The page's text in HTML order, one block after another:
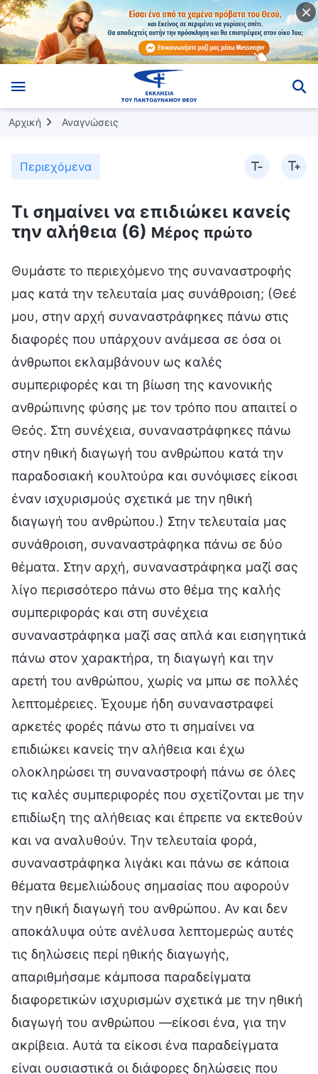
Αρχική Αναγνώσεις
Περιεχόμενα
Τι σημαίνει να επιδιώκει κανείς
την αλήθεια (6) Μέρος πρώτο
Θυμάστε το περιεχόμενο της συναναστροφής μας κατά την τελευταία μας συνάθροιση; (Θεέ μου, στην αρχή συναναστράφηκες πάνω στις διαφορές που υπάρχουν ανάμεσα σε όσα οι άνθρωποι εκλαμβάνουν ως καλές συμπεριφορές και τη βίωση της κανονικής ανθρώπινης φύσης με τον τρόπο που απαιτεί ο Θεός. Στη συνέχεια, συναναστράφηκες πάνω στην ηθική διαγωγή του ανθρώπου κατά την παραδοσιακή κουλτούρα και συνόψισες είκοσι έναν ισχυρισμούς σχετικά με την ηθική διαγωγή του ανθρώπου.) Στην τελευταία μας συνάθροιση, συναναστράφηκα πάνω σε δύο θέματα. Στην αρχή, συναναστράφηκα μαζί σας λίγο περισσότερο πάνω στο θέμα της καλής συμπεριφοράς και στη συνέχεια συναναστράφηκα μαζί σας απλά και εισηγητικά πάνω στον χαρακτήρα, τη διαγωγή και την αρετή του ανθρώπου, χωρίς να μπω σε πολλές λεπτομέρειες. Έχουμε ήδη συναναστραφεί αρκετές φορές πάνω στο τι σημαίνει να επιδιώκει κανείς την αλήθεια και έχω ολοκληρώσει τη συναναστροφή πάνω σε όλες τις καλές συμπεριφορές που σχετίζονται με την επιδίωξη της αλήθειας και έπρεπε να εκτεθούν και να αναλυθούν. Την τελευταία φορά, συναναστράφηκα λιγάκι και πάνω σε κάποια θέματα θεμελιώδους σημασίας που αφορούν την ηθική διαγωγή του ανθρώπου. Αν και δεν αποκάλυψα ούτε ανέλυσα λεπτομερώς αυτές τις δηλώσεις περί ηθικής διαγωγής, απαριθμήσαμε κάμποσα παραδείγματα διαφορετικών ισχυρισμών σχετικά με την ηθική διαγωγή του ανθρώπου —είκοσι ένα, για την ακρίβεια. Αυτά τα είκοσι ένα παραδείγματα είναι ουσιαστικά οι διάφορες δηλώσεις που ενσταλάζει στους ανθρώπους η παραδοσιακή κινεζική κουλτούρα και διέπονται από τις ιδέες της αγαθοσύνης, της δικαιοσύνης, της ευπρέπειας, της σοφίας και της αξιοπιστίας. Για παράδειγμα, αναφέραμε διάφορα ρητά σχετικά με την ηθική διαγωγή του ανθρώπου που αφορούν την αφοσίωση, τη δικαιοσύνη, την ευπρέπεια και την εμπιστοσύνη, καθώς και τον τρόπο με τον οποίο οφείλουν να ενεργούν οι άντρες, οι γυναίκες, οι αξιωματούχοι και τα παιδιά και ούτω καθεξής. Ανεξάρτητα από το αν αυτά τα είκοσι ένα ρητά καλύπτουν και περιλαμβάνουν τα πάντα, μπορούν, σε κάθε περίπτωση, να αντιπροσωπεύσουν βασικά την ουσία των διάφορων απαιτήσεων που θέτει η παραδοσιακή κινεζική κουλτούρα σχετικά με την ηθική διαγωγή του ανθρώπου, τόσο από ιδεολογική όσο και από ουσιαστική άποψη. Αφού απαριθμήσαμε αυτά τα παραδείγματα, τα συλλογιστήκατε; Συναναστραφήκατε πάνω σε αυτά; (Συναναστραφήκαμε λιγάκι πάνω σε αυτά στις συναθροίσεις μας και διαπιστώσαμε πως είναι εύκολο να μπερδέψει κανείς κάποιες από αυτές τις δηλώσεις με την αλήθεια. Μεταξύ άλλων, για παράδειγμα: «Με την εκτέλεση απλώς πέφτουν κεφάλια· να είσαι επιεικής όποτε μπορείς», «Θα έτρωγα σφαίρα για έναν φίλο», καθώς και «Να κάνεις το καλύτερο που μπορείς για να χειρίζεσαι με αφοσίωση ό,τι σου έχουν εμπιστευτεί οι άλλοι».) Άλλα ρητά περιλαμβάνουν: «Μια σταγόνα καλοσύνης θα πρέπει να ανταποδίδεται με έναν χείμαρρο καλοσύνης», «Ο λόγος ενός κυρίου είναι σπαθί», «Αν χτυπάς τους άλλους, μην τους χτυπάς στο πρόσωπο· αν εκθέτεις τους άλλους, μην εκθέτεις τα ελαττώματά τους», «Να είσαι αυστηρός με τον εαυτό σου και ανεκτικός με τους άλλους», «Όταν πίνει κανείς νερό από ένα πηγάδι, δεν θα πρέπει ποτέ να ξεχνάει ποιος το έσκαψε» και ούτω καθεξής. Αν τα εξετάσετε προσεκτικά, θα δείτε πως οι περισσότεροι άνθρωποι βασίζουν ουσιαστικά τη συμπεριφορά τους και τις αξιολογήσεις τους για την ηθική διαγωγή του εαυτού τους και των άλλων σε αυτές τις δηλώσεις περί ηθικής διαγωγής. Αυτά τα πράγματα υπάρχουν σε κάποιο βαθμό μέσα στην καρδιά κάθε ανθρώπου. Ένας κύριος λόγος γι’ αυτό είναι το κοινωνικό περιβάλλον στο οποίο ζουν οι άνθρωποι και η εκπαίδευση που λαμβάνουν από την κυβέρνησή τους· ένας άλλος είναι η ανατροφή που λαμβάνουν από την οικογένειά τους και οι παραδόσεις που τους κληροδοτούνται από τους προγόνους τους. Κάποιες οικογένειες διδάσκουν στα παιδιά τους να μη βάζουν ποτέ στην τσέπη τα χρήματα που βρίσκουν, ενώ άλλες τα διδάσκουν πως πρέπει να είναι πατριώτες και πως «Κάθε άνθρωπος είναι συνυπεύθυνος για τη μοίρα της χώρας του», επειδή κάθε οικογένεια στηρίζεται στη χώρα της. Κάποιες οικογένειες διδάσκουν στα παιδιά τους πως «Ο άνθρωπος δεν πρέπει ποτέ να διαφθείρεται από τον πλούτο, να αλλάζει από τη φτώχεια ή να λυγίζει δια της βίας» και πως δεν πρέπει ποτέ να ξεχνούν τις ρίζες τους. Κάποιοι γονείς χρησιμοποιούν σαφείς δηλώσεις για να διδάξουν τα παιδιά τους περί ηθικής διαγωγής, ενώ άλλες δεν μπορούν να εκφράσουν καθαρά τις ιδέες τους για την ηθική διαγωγή, αλλά λειτουργούν ως πρότυπα για τα παιδιά τους και τα διδάσκουν με το παράδειγμά τους, επηρεάζοντας και εκπαιδεύοντας την επόμενη γενιά μέσα από τα λόγια και τις πράξεις τους. Αυτά τα λόγια και οι πράξεις μπορεί να περιλαμβάνουν τα εξής: «Μια σταγόνα καλοσύνης θα πρέπει να ανταποδίδεται με έναν χείμαρρο καλοσύνης», «Να αντλείς ευχαρίστηση από το να βοηθάς τους άλλους», «Η καλοσύνη που λαμβάνεις θα πρέπει να ανταποδίδεται με ευγνωμοσύνη», καθώς και πιο βαρύγδουπες δηλώσεις όπως: «Βγαίνοντας από τη λάσπη ακηλίδωτος, κολυμπώντας σε καθαρούς κυματισμούς χωρίς να φαίνεσαι επιδεικτικός» και ούτω καθεξής. Τα θέματα και η ουσία των πραγμάτων που διδάσκουν οι γονείς στα παιδιά τους εμπίπτουν γενικά όλα τους στο πεδίο της ηθικής διαγωγής που απαιτεί η παραδοσιακή κινεζική κουλτούρα. Το πρώτο πράγμα που λένε οι δάσκαλοι στους μαθητές όταν φτάνουν στο σχολείο είναι πως θα πρέπει να είναι ευγενικοί με τους άλλους και να αντλούν ευχαρίστηση από το να τους βοηθούν, πως δεν θα πρέπει να βάζουν στην τσέπη τα χρήματα που βρίσκουν και πως θα πρέπει να τιμούν τους δασκάλους τους και να σέβονται όσα τους διδάσκουν. Όταν οι μαθητές μαθαίνουν για την αρχαία κινεζική πεζογραφία ή για τις βιογραφίες ηρώων της αρχαιότητας, διδάσκονται τα εξής: «Θα έτρωγα σφαίρα για έναν φίλο», «Ένας πιστός υπήκοος δεν μπορεί να υπηρετεί δύο βασιλείς, μια καλή γυναίκα δεν μπορεί να παντρευτεί δύο συζύγους», «Να αποδέχεσαι κάθε εργασία και να πασχίζεις να κάνεις το καλύτερο που μπορείς μέχρι τη μέρα που θα πεθάνεις», «Κάθε άνθρωπος είναι συνυπεύθυνος για τη μοίρα της χώρας του», «Κανείς δεν πρέπει να παίρνει χαμένα αντικείμενα που βρίσκει στον δρόμο» και ούτω καθεξής. Όλα αυτά τα πράγματα προέρχονται από την παραδοσιακή κουλτούρα. Και τα έθνη επίσης υποστηρίζουν και αναπαράγουν αυτές τις ιδέες. Στην πραγματικότητα, η εθνική εκπαίδευση προωθεί λίγο πολύ τα ίδια πράγματα που προωθεί και η οικογενειακή εκπαίδευση· όλα περιστρέφονται γύρω από αυτές τις ιδέες της παραδοσιακής κουλτούρας. Οι ιδέες που πηγάζουν από την παραδοσιακή κουλτούρα επί της ουσίας διαποτίζουν όλες τις απαιτήσεις που σχετίζονται με τον χαρακτήρα, την αρετή και τη συμπεριφορά του ανθρώπου και ούτω καθεξής. Από μια άποψη, απαιτούν οι άνθρωποι εξωτερικά να τηρούν την εθιμοτυπία και να έχουν καλούς τρόπους, να ενεργούν και να φέρονται με τρόπο που εγκρίνουν οι άλλοι και να επιδεικνύουν καλές συμπεριφορές και πράξεις για τα μάτια των άλλων, κρύβοντας παράλληλα τις σκοτεινές πτυχές που υπάρχουν στα βάθη της καρδιάς τους. Από μια άλλη άποψη, εξυψώνουν στο επίπεδο της ηθικής διαγωγής στάσεις, συμπεριφορές και πράξεις που σχετίζονται με το πώς συμπεριφέρεται κανείς, πώς προσεγγίζει τους άλλους, πώς χειρίζεται τα ζητήματα, πώς φέρεται στους φίλους και την οικογένειά του και πώς προσεγγίζει κάθε λογής ανθρώπους και πράγματα, κερδίζοντας έτσι τον έπαινο και τον σεβασμό των άλλων. Οι απαιτήσεις που θέτει στους ανθρώπους η παραδοσιακή κουλτούρα περιστρέφονται επί της ουσίας γύρω από αυτά τα πράγματα. Είτε πρόκειται για τις ιδέες που υποστηρίζουν οι άνθρωποι σε ευρύτερη κοινωνική κλίμακα είτε, σε μικρότερη κλίμακα, για τις σκέψεις σχετικά με την ηθική διαγωγή που προωθούν και στηρίζουν οι άνθρωποι μέσα στις οικογένειες και τις απαιτήσεις που παρουσιάζονται στους ανθρώπους σχετικά με τη συμπεριφορά τους, όλες τους εμπίπτουν ουσιαστικά σε αυτό το πεδίο. Έτσι, μεταξύ των ανθρώπων, είτε πρόκειται για την παραδοσιακή κινεζική κουλτούρα είτε για τις παραδοσιακές κουλτούρες άλλων χωρών, όπως της Δύσης, αυτές οι ιδέες σχετικά με την ηθική διαγωγή αποτελούνται όλες από πράγματα που μπορούν να πετύχουν και να σκεφτούν οι άνθρωποι· είναι πράγματα που μπορούν να πραγματοποιήσουν οι άνθρωποι με βάση τη συνείδηση και τη λογική τους. Αν μη τι άλλο, υπάρχουν άνθρωποι που μπορούν να ανταποκριθούν σε μέρος της ηθικής διαγωγής που απαιτείται από αυτούς. Αυτές οι απαιτήσεις περιορίζονται απλώς στο πεδίο του ηθικού χαρακτήρα, της ιδιοσυγκρασίας και των προτιμήσεων των ανθρώπων. Αν δεν Με πιστεύεις, σε παροτρύνω να τις εξετάσεις προσεκτικά και να δεις ποιες από αυτές τις απαιτήσεις που σχετίζονται με την ηθική διαγωγή των ανθρώπων αφορούν τις διεφθαρμένες διαθέσεις τους. Ποιες από αυτές αφορούν το γεγονός πως οι άνθρωποι αποστρέφονται και αντιπαθούν την αλήθεια και αντιστέκονται στον Θεό στα κατάβαθα της ουσίας τους; Ποιες από αυτές τις απαιτήσεις έχουν κάποια σχέση με την αλήθεια; Ποιες από αυτές τις απαιτήσεις μπορούν να ανέλθουν στο επίπεδο της αλήθειας; (Καμία.) Όπως κι αν εξετάσει κανείς αυτές τις απαιτήσεις, καμιά τους δεν μπορεί να ανέλθει στο επίπεδο της αλήθειας. Καμιά τους δεν έχει να κάνει με την αλήθεια και καμιά τους δεν έχει την παραμικρή σχέση με αυτήν. Μέχρι στιγμής, όσοι πιστεύουν στον Θεό για πολύ καιρό, όσοι έχουν κάποια εμπειρία και κατανοούν μέρος της αλήθειας, θα έχουν απλώς ένα ίχνος αληθινής κατανόησης γι’ αυτό το θέμα. Οι περισσότεροι άνθρωποι, όμως, εξακολουθούν να κατανοούν μόνο δόγματα· συμφωνούν με αυτήν την ιδέα στη θεωρία, αλλά δεν καταφέρνουν να φτάσουν στο επίπεδο της πραγματικής κατανόησης της αλήθειας. Γιατί συμβαίνει αυτό; Επειδή οι περισσότεροι άνθρωποι καταφέρνουν να κατανοήσουν πως αυτές οι πτυχές της παραδοσιακής κουλτούρας δεν συνάδουν και δεν σχετίζονται με την αλήθεια συγκρίνοντας αυτούς τους κανονισμούς της παραδοσιακής κουλτούρας με τα λόγια και τις απαιτήσεις του Θεού. Μπορεί στα λόγια να αναγνωρίζουν απόλυτα πως αυτά τα πράγματα δεν έχουν καμία σχέση με την αλήθεια, στα βάθη της καρδιάς τους, όμως, τα πράγματα που προσδοκούν, εγκρίνουν, προτιμούν και δέχονται με ευκολία είναι ουσιαστικά αυτές οι ιδέες που έχουν προέλθει από την παραδοσιακή κουλτούρα της ανθρωπότητας, κάποιες από τις οπ